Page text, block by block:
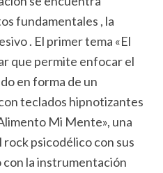
fundamentales , la
. El primer tema «El
que permite enfocar el
en forma de un
teclados hipnotizantes
Mi Mente», una
psicodélico con sus
con la instrumentación